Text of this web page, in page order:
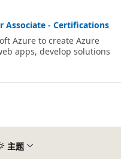
Associate - Certifications
Azure to create Azure
apps, develop solutions
主题